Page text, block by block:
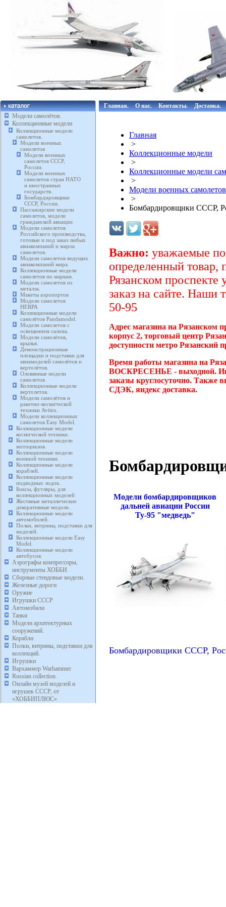
Модели самолётов.
Коллекционные модели
Коллекционные модели
самолетов.
Модели военных
самолетов
Модели военных
самолетов СССР,
России.
Модели военных
самолетов стран НАТО
и иностранных
государств.
Бомбардировщики
СССР, России.
Пассажирские модели
самолетов, модели
гражданской авиации
Модели самолетов
Российского производства,
готовые и под заказ любых
авиакомпаний и марок
самолетов.
Модели самолетов ведущих
авиакомпаний мира.
Коллекционные модели
самолетов по маркам.
Модели самолетов из
металла.
Макеты аэропортов
Модели самолетов
HERPA
Коллекционные модели
самолётов Pandamodel.
Модели самолетов с
освещением салона.
Модели самолётов,
крылья.
Демонстрационные
площадки и подставки для
авиамоделей самолётов и
вертолётов.
Оловянные модели
самолетов
Коллекционные модели
вертолетов.
Модели самолётов и
ракетно-космической
техники Avitex.
Модели коллекционных
самолетов Easy Model.
Коллекционные модели
космической техники.
Коллекционные модели
мотоциклов.
Коллекционные модели
военной техники.
Коллекционные модели
кораблей.
Коллекционные модели
подводных лодок.
Боксы, футляры, для
коллекционных моделей
Жестяные металлические
декоративные модели.
Коллекционные модели
автомобилей.
Полки, витрины, подставки для
моделей.
Коллекционные модели Easy
Model.
Коллекционные модели
автобусов.
Аэрографы компрессоры,
инструменты ХОББИ.
Сборные стендовые модели.
Железные дороги
Оружие
Игрушки СССР
Автомобили
Танки
Модели архитектурных
сооружений.
Корабли
Полки, витрины, подставки для
коллекций.
Игрушки
Вархаммер Warhammer
Russian collection.
Онлайн музей моделей и
игрушек СССР, от
«ХОББИПЛЮС»
Главная. О нас. Контакты. Доставка.
Главная
>
Коллекционные модели
>
Коллекционные модели
>
Модели военных самолетов
>
Бомбардировщики СССР,
Важно: уважаемые
определенный товар,
Рязанском проспекте
заказ на сайте. Наши
50-95
Адрес магазина на Рязанском
корпус 2, торговый центр
доступности метро Рязанский
Время работы магазина на
ВОСКРЕСЕНЬЕ - выходной.
заказы круглосуточно. Также
СДЭК, яндекс доставка.
Модели бомбардировщиков
дальней авиации России
Ту-95 "медведь"
Бомбардировщики СССР,